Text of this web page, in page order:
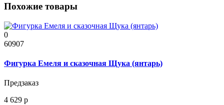
Похожие товары
0
60907
Фигурка Емеля и сказочная Щука (янтарь)
Предзаказ
4 629 р